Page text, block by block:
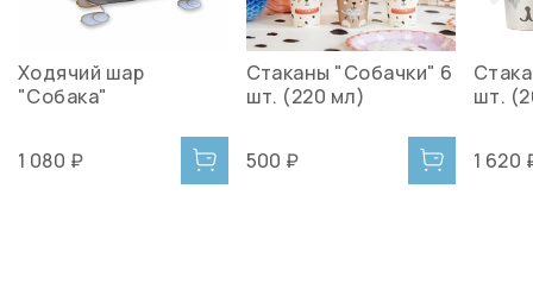
Ходячий шар
"Собака"
1 080 ₽
Стаканы "Собачки" 6
шт. (220 мл)
500 ₽
шт.
1 620